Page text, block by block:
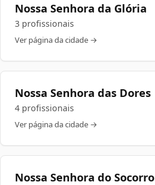
Nossa Senhora da Glória
3 profissionais
Ver página da cidade →
Nossa Senhora das Dores
4 profissionais
Ver página da cidade →
Nossa Senhora do Socorro